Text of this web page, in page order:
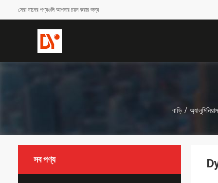
সেরা মানের পণ্যগুলি আপনার চয়ন করার জন্য
বাড়ি /
সব পণ্য